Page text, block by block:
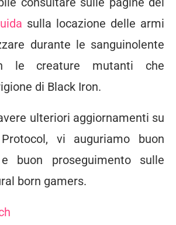
sulla locazione delle armi
durante le sanguinolente
le creature mutanti che
di Black Iron.
ulteriori aggiornamenti su
vi auguriamo buon
buon proseguimento sulle
born gamers.